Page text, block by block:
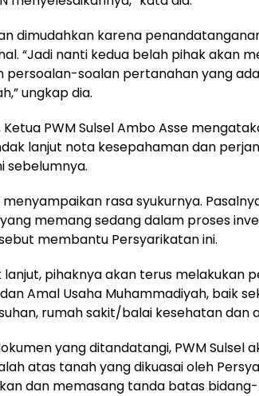
dimudahkan karena
“Jadi nanti kedua belah pihak akan
persoalan-soalan pertanahan yang ada
ungkap dia.
PWM Sulsel Ambo Asse
lanjut nota kesepahaman dan
sebelumnya.
rasa syukurnya.
memang sedang dalam proses
membantu Persyarikatan ini.
lanjut, pihaknya akan terus melakukan
Amal Usaha Muhammadiyah, baik
rumah sakit/balai kesehatan dan
yang ditandatangi, PWM Sulsel
atas tanah yang dikuasai oleh
dan memasang tanda batas